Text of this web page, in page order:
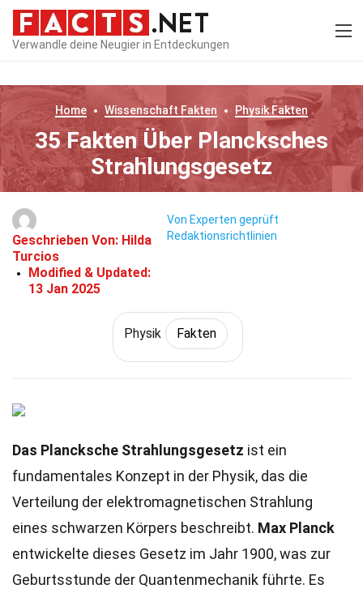
Verwandle deine Neugier in Entdeckungen
Home Wissenschaft Fakten PhysikFakten
35 Fakten Über Plancksches
Strahlungsgesetz
Geschrieben Von: Hilda
Turcios
Modified & Updated:
13 Jan 2025
Von Experten geprüft
Redaktionsrichtlinien
Physik Fakten
Das Plancksche Strahlungsgesetz ist ein
fundamentales Konzept in der Physik, das die
Verteilung der elektromagnetischen Strahlung
eines schwarzen Körpers beschreibt. Max Planck
entwickelte dieses Gesetz im Jahr 1900, was zur
Geburtsstunde der Quantenmechanik führte. Es